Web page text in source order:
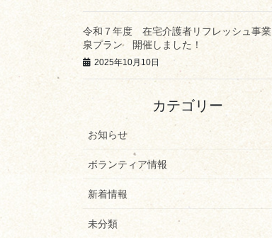
令和７年度 在宅介護者リフレッシュ事
泉プラン 開催しました！
2025年10月10日
カテゴリー
お知らせ
ボランティア情報
新着情報
未分類